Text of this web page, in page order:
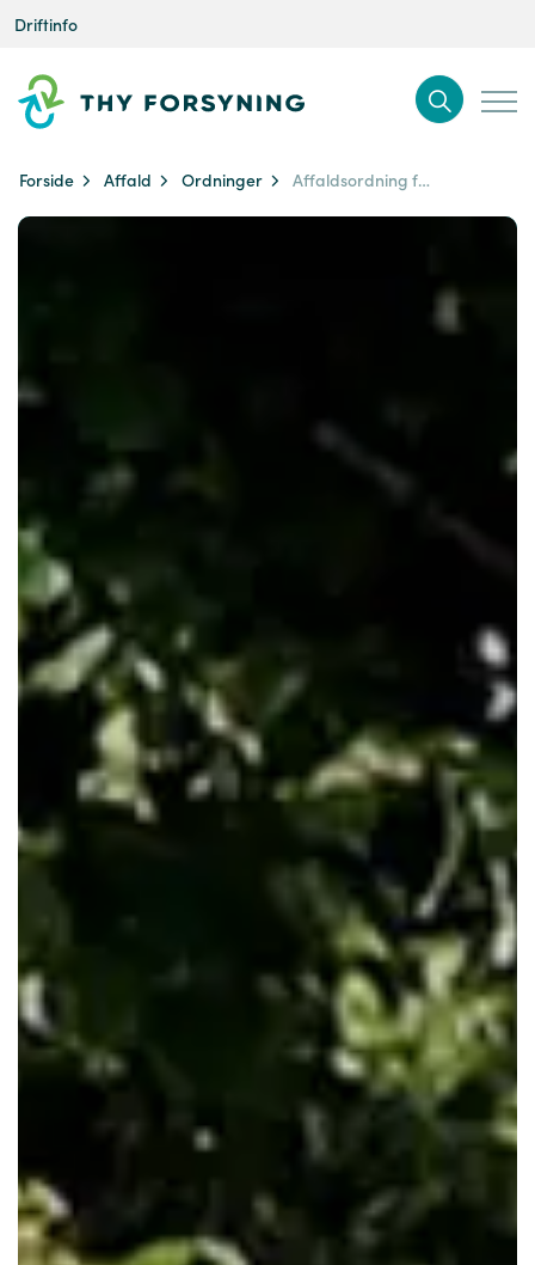
Driftinfo
Forside Affald Ordninger Affaldsordning for private